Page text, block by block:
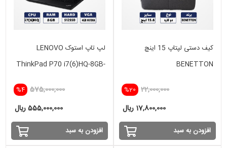
کیف دستی لپتاپ 15 اینچ
BENETTON
%20 22,000,000
17,800,000 ریال
افزودن به سبد
لپ تاپ استوک LENOVO
ThinkPad P70 i7(6)HQ-8GB-
%4 575,000,000
555,000,000 ریال
افزودن به سبد